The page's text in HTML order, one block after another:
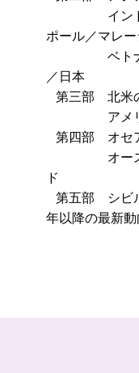
インドネシ
ポール／マレ
ベトナム／
／日本
第三部
アメリ
第四部 オセ
オースト
第五部 シビ
年以降の最新動